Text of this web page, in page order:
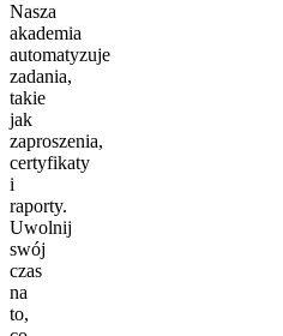
Nasza
akademia
automatyzuje
zadania,
takie
jak
zaproszenia,
certyfikaty
i
raporty.
Uwolnij
swój
czas
na
to,